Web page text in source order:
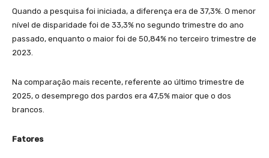
Quando a pesquisa foi iniciada, a diferença era de 37,3%. O menor
nível de disparidade foi de 33,3% no segundo trimestre do ano
passado, enquanto o maior foi de 50,84% no terceiro trimestre de
2023.
Na comparação mais recente, referente ao último trimestre de
2025, o desemprego dos pardos era 47,5% maior que o dos
brancos.
Fatores